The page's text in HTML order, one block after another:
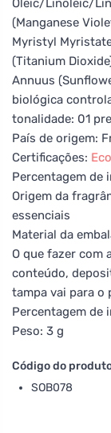
(Manganese
Myristyl
(Titanium
Annuus
biológica
tonalidade: 01
País de origem:
Certificações:
Percentagem de
Origem da
essenciais
Material da
O que fazer com
conteúdo,
tampa vai para o
Percentagem de
Peso: 3 g
Código do
SOB078